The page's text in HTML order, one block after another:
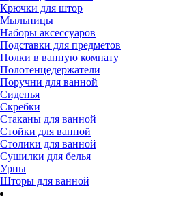
Крючки для штор
Мыльницы
Наборы аксессуаров
Подставки для предметов
Полки в ванную комнату
Полотенцедержатели
Поручни для ванной
Сиденья
Скребки
Стаканы для ванной
Стойки для ванной
Столики для ванной
Сушилки для белья
Урны
Шторы для ванной